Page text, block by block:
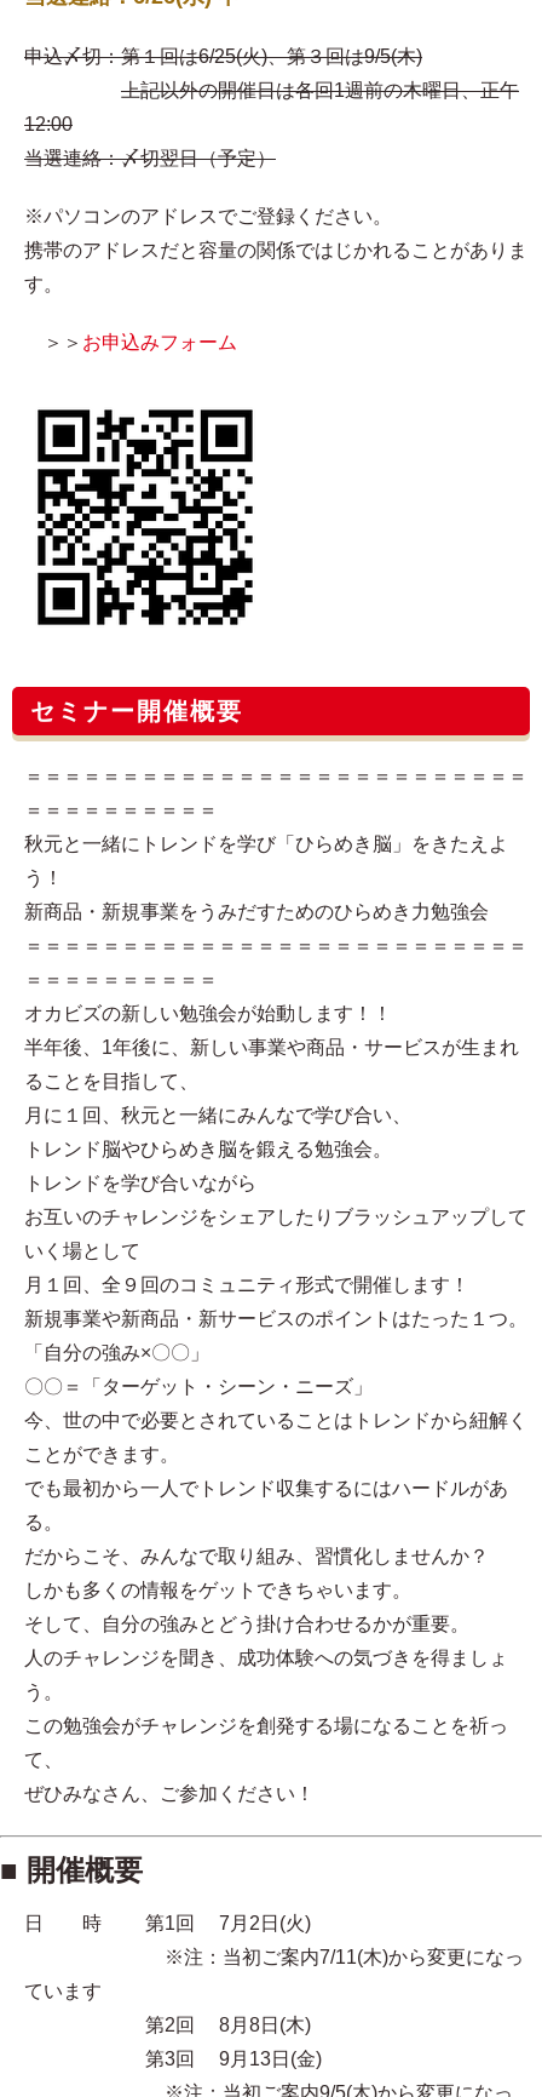
申込〆切：第１回は6/25(火)、第３回は9/5(木)
上記以外の開催日は各回1週前の木曜日、正午
12:00
当選連絡：〆切翌日（予定）
※パソコンのアドレスでご登録ください。
携帯のアドレスだと容量の関係ではじかれることがありま
す。
＞＞ お申込みフォーム
セミナー開催概要
＝＝＝＝＝＝＝＝＝＝＝＝＝＝＝＝＝＝＝＝＝＝＝＝＝＝
＝＝＝＝＝＝＝＝＝＝
秋元と一緒にトレンドを学び「ひらめき脳」をきたえよ
う！
新商品・新規事業をうみだすためのひらめき力勉強会
＝＝＝＝＝＝＝＝＝＝＝＝＝＝＝＝＝＝＝＝＝＝＝＝＝＝
＝＝＝＝＝＝＝＝＝＝
オカビズの新しい勉強会が始動します！！
半年後、1年後に、新しい事業や商品・サービスが生まれ
ることを目指して、
月に１回、秋元と一緒にみんなで学び合い、
トレンド脳やひらめき脳を鍛える勉強会。
トレンドを学び合いながら
お互いのチャレンジをシェアしたりブラッシュアップして
いく場として
月１回、全９回のコミュニティ形式で開催します！
新規事業や新商品・新サービスのポイントはたった１つ。
「自分の強み×〇〇」
〇〇＝「ターゲット・シーン・ニーズ」
今、世の中で必要とされていることはトレンドから紐解く
ことができます。
でも最初から一人でトレンド収集するにはハードルがあ
る。
だからこそ、みんなで取り組み、習慣化しませんか？
しかも多くの情報をゲットできちゃいます。
そして、自分の強みとどう掛け合わせるかが重要。
人のチャレンジを聞き、成功体験への気づきを得ましょ
う。
この勉強会がチャレンジを創発する場になることを祈っ
て、
ぜひみなさん、ご参加ください！
■ 開催概要
日 時 第1回 7月2日(火)
※注：当初ご案内7/11(木)から変更になっ
ています
第2回 8月8日(木)
第3回 9月13日(金)
※注：当初ご案内9/5(木)から変更になっ